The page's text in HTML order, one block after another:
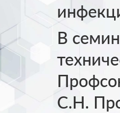
В
С.Н.